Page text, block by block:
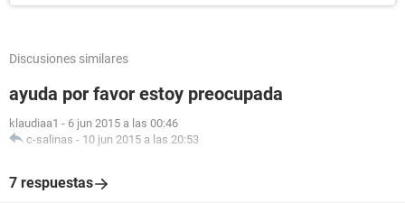
Discusiones similares
ayuda por favor estoy preocupada
klaudiaa1 - 6 jun 2015 a las 00:46
c-salinas - 10 jun 2015 a las 20:53
7 respuestas